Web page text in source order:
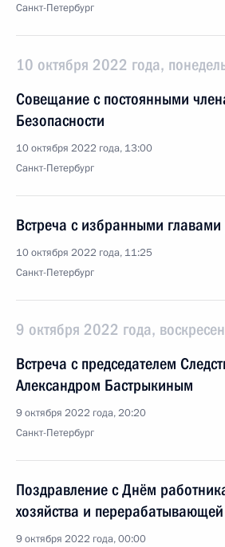
Санкт-Петербург
10 октября 2022 года,
Cовещание с постоянными
Безопасности
10 октября 2022 года, 13:00
Санкт-Петербург
Встреча с избранными главами
10 октября 2022 года, 11:25
Санкт-Петербург
9 октября 2022 года,
Встреча с председателем
Александром Бастрыкиным
9 октября 2022 года, 20:20
Санкт-Петербург
Поздравление с Днём
хозяйства и
9 октября 2022 года, 00:00